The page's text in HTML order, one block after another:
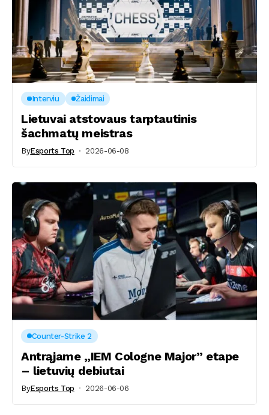
Interviu Žaidimai
Lietuvai atstovaus tarptautinis
šachmatų meistras
ByEsports Top 2026-06-08
Counter-Strike 2
Antrąjame „IEM Cologne Major” etape
– lietuvių debiutai
ByEsports Top 2026-06-06